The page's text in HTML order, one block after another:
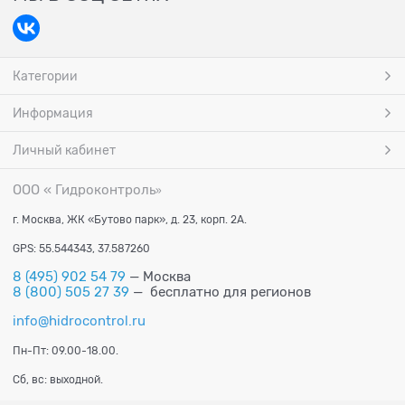
Категории
Информация
Личный кабинет
ООО « Гидроконтроль»
г. Москва, ЖК «Бутово парк», д. 23, корп. 2А.
GPS: 55.544343, 37.587260
8 (495) 902 54 79 — Москва
8 (800) 505 27 39 — бесплатно для регионов
info@hidrocontrol.ru
Пн-Пт: 09.00-18.00.
Сб, вс: выходной.